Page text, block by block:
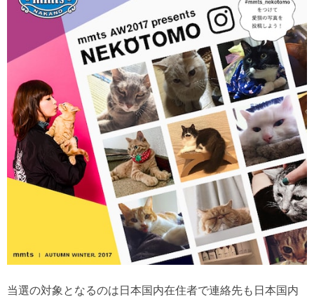
当選の対象となるのは日本国内在住者で連絡先も日本国内